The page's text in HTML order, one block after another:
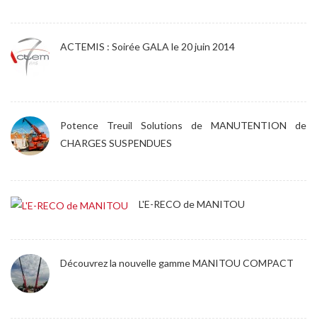
ACTEMIS : Soirée GALA le 20 juin 2014
Potence Treuil Solutions de MANUTENTION de
CHARGES SUSPENDUES
L'E-RECO de MANITOU
Découvrez la nouvelle gamme MANITOU COMPACT